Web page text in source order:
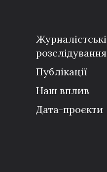
Журналістські
розслідування
Публікації
Наш вплив
Дата-проєкти